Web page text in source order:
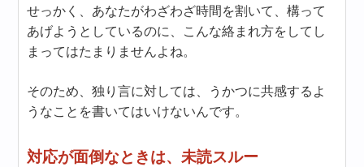
せっかく、あなたがわざわざ時間を割いて、構って
あげようとしているのに、こんな絡まれ方をしてし
まってはたまりませんよね。
そのため、独り言に対しては、うかつに共感するよ
うなことを書いてはいけないんです。
対応が面倒なときは、未読スルー